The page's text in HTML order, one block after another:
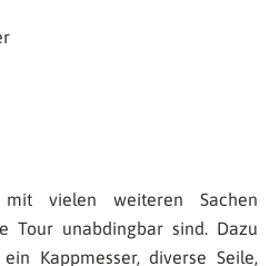
vielen weiteren Sachen
Tour unabdingbar sind. Dazu
Kappmesser, diverse Seile,